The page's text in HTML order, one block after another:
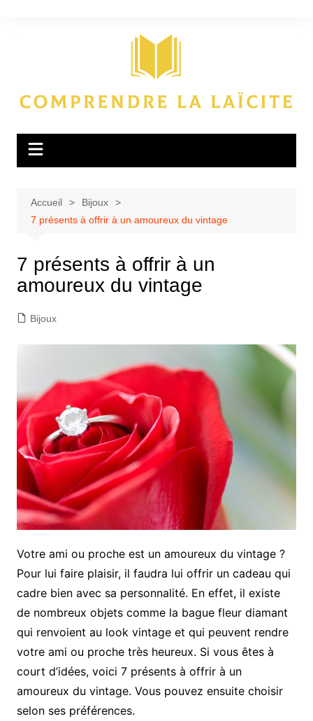
Accueil
Bijoux
7 présents à offrir à un amoureux du vintage
7 présents à offrir à un
amoureux du vintage
Bijoux
Votre ami ou proche est un amoureux du vintage ?
Pour lui faire plaisir, il faudra lui offrir un cadeau qui
cadre bien avec sa personnalité. En effet, il existe
de nombreux objets comme la bague fleur diamant
qui renvoient au look vintage et qui peuvent rendre
votre ami ou proche très heureux. Si vous êtes à
court d’idées, voici 7 présents à offrir à un
amoureux du vintage. Vous pouvez ensuite choisir
selon ses préférences.